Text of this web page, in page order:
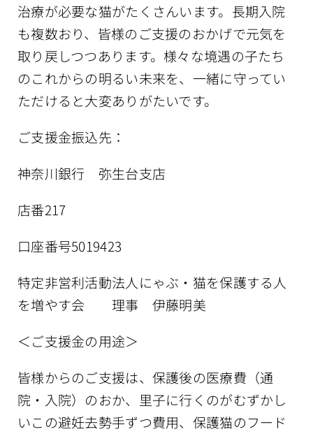
治療が必要な猫がたくさんいます。長期入院
も複数おり、皆様のご支援のおかげで元気を
取り戻しつつあります。様々な境遇の子たち
のこれからの明るい未来を、一緒に守ってい
ただけると大変ありがたいです。
ご支援金振込先：
神奈川銀行 弥生台支店
店番217
口座番号5019423
特定非営利活動法人にゃぶ・猫を保護する人
を増やす会 理事 伊藤明美
＜ご支援金の用途＞
皆様からのご支援は、保護後の医療費（通
院・入院）のおか、里子に行くのがむずかし
いこの避妊去勢手ずつ費用、保護猫のフード